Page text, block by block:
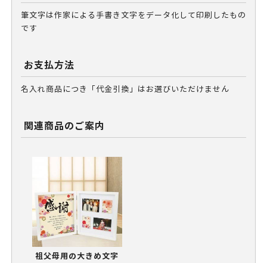
筆文字は作家による手書き文字をデータ化して印刷したもの
です
お支払方法
名入れ商品につき「代金引換」はお選びいただけません
関連商品のご案内
祖父母用の大きめ文字